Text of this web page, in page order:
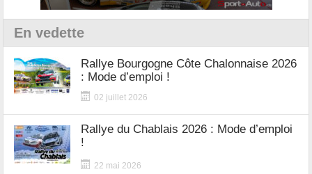
En vedette
Rallye Bourgogne Côte Chalonnaise 2026
: Mode d’emploi !
02 juillet 2026
Rallye du Chablais 2026 : Mode d’emploi
!
22 mai 2026